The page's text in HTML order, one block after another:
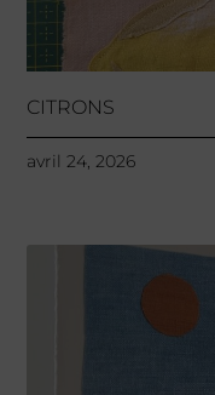
CITRONS
avril 24, 2026